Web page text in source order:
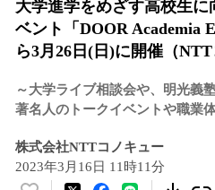
大学進学をめざす高校生
ベント「DOOR Academia
ら3月26日(日)に開催（NTT
～大学ライブ相談会や、明光義
著名人のトークイベントや職業
株式会社NTTコノキュー
2023年3月16日 11時11分